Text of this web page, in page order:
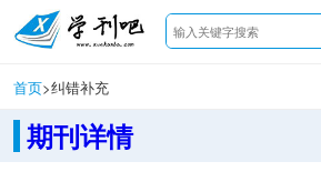
首页>纠错补充
期刊详情